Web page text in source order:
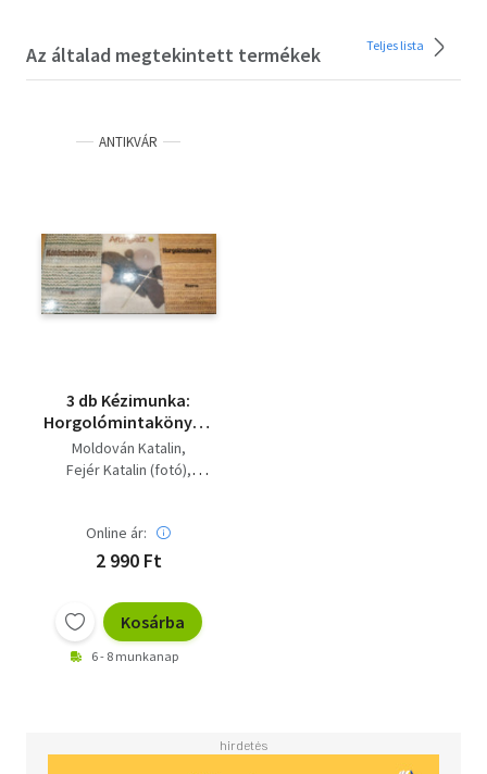
Az általad megtekintett termékek Teljes lista
ANTIKVÁR
3 db Kézimunka:
Horgolómintakönyv +
Aranykéz
kötésmintakönyv +
Moldován Katalin
Fejér Katalin (fotó)
Online ár:
2 990 Ft
Kosárba
6 - 8 munkanap